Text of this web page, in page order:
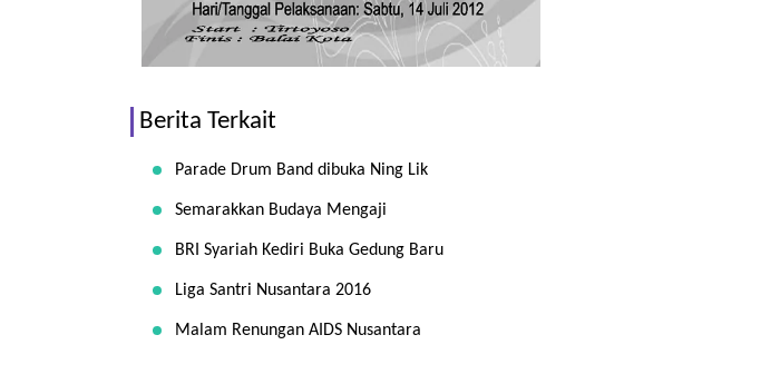
Berita Terkait
Parade Drum Band dibuka Ning Lik
Semarakkan Budaya Mengaji
BRI Syariah Kediri Buka Gedung Baru
Liga Santri Nusantara 2016
Malam Renungan AIDS Nusantara